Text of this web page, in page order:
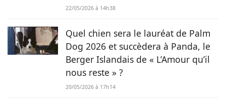
22/05/2026 à 14h38
Quel chien sera le lauréat de Palm
Dog 2026 et succèdera à Panda, le
Berger Islandais de « L’Amour qu’il
nous reste » ?
20/05/2026 à 17h14